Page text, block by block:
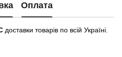
Оплата
доставки товарів по всій Україні.